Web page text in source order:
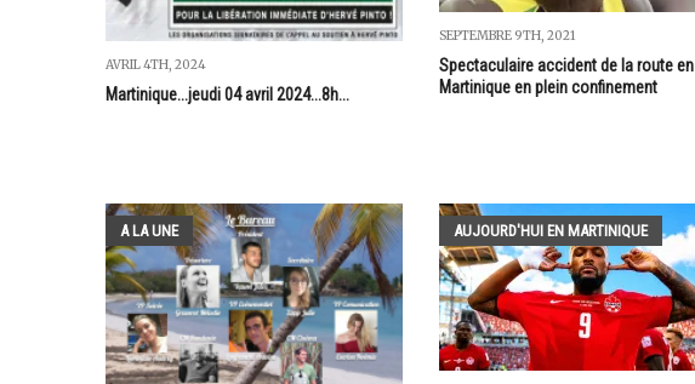
AVRIL 4TH, 2024
Martinique...jeudi 04 avril 2024...8h...
SEPTEMBRE 9TH, 2021
Spectaculaire accident de la route en
Martinique en plein confinement
A LA UNE AUJOURD'HUI EN MARTINIQUE